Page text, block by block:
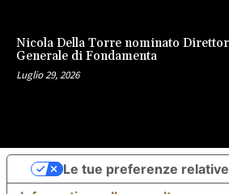
Nicola Della Torre nominato
Generale di Fondamenta
Luglio 29, 2026
Le tue preferenze